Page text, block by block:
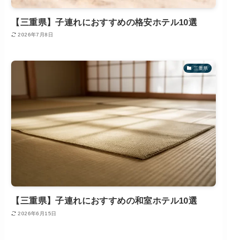
【三重県】子連れにおすすめの格安ホテル10選
2026年7月8日
三重県
【三重県】子連れにおすすめの和室ホテル10選
2026年6月15日